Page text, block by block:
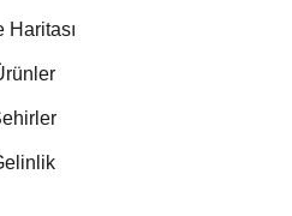
Haritası